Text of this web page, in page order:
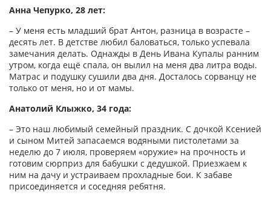
Анна Чепурко, 28 лет:
– У меня есть младший брат Антон, разница в возрасте –
десять лет. В детстве любил баловаться, только успевала
замечания делать. Однажды в День Ивана Купалы ранним
утром, когда ещё спала, он вылил на меня два литра воды.
Матрас и подушку сушили два дня. Досталось сорванцу не
только от меня, но и от мамы.
Анатолий Клыжко, 34 года:
– Это наш любимый семейный праздник. С дочкой Ксенией
и сыном Митей запасаемся водяными пистолетами за
неделю до 7 июля, проверяем «оружие» на прочность и
готовим сюрприз для бабушки с дедушкой. Приезжаем к
ним на дачу и устраиваем прохладные бои. К забаве
присоединяется и соседняя ребятня.